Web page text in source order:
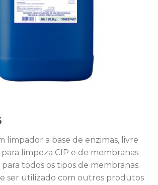
limpador a base de enzimas, livre
limpeza CIP e de membranas.
todos os tipos de membranas.
ser utilizado com outros produtos